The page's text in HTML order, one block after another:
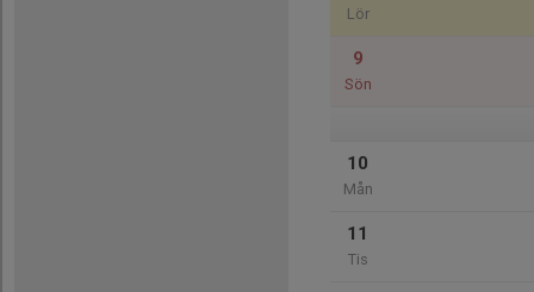
Lör
9
Sön
10
Mån
11
Tis